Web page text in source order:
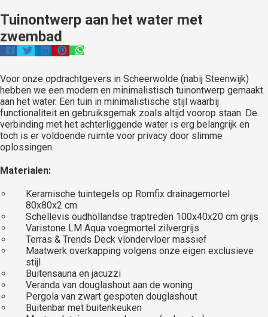
Tuinontwerp aan het water met
zwembad
Voor onze opdrachtgevers in Scheerwolde (nabij Steenwijk)
hebben we een modern en minimalistisch tuinontwerp gemaakt
aan het water. Een tuin in minimalistische stijl waarbij
functionaliteit en gebruiksgemak zoals altijd voorop staan. De
verbinding met het achterliggende water is erg belangrijk en
toch is er voldoende ruimte voor privacy door slimme
oplossingen.
Materialen:
Keramische tuintegels op Romfix drainagemortel
80x80x2 cm
Schellevis oudhollandse traptreden 100x40x20 cm grijs
Varistone LM Aqua voegmortel zilvergrijs
Terras & Trends Deck vlondervloer massief
Maatwerk overkapping volgens onze eigen exclusieve
stijl
Buitensauna en jacuzzi
Veranda van douglashout aan de woning
Pergola van zwart gespoten douglashout
Buitenbar met buitenkeuken